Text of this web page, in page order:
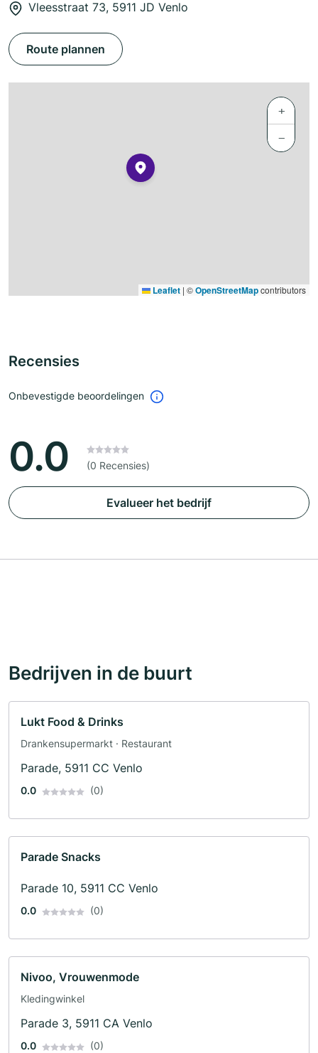
Vleesstraat 73, 5911 JD Venlo
Route plannen
+
−
Leaflet | ©OpenStreetMapcontributors
Recensies
Onbevestigde beoordelingen
0.0 (0 Recensies)
Evalueer het bedrijf
Bedrijven in de buurt
Lukt Food & Drinks
Drankensupermarkt · Restaurant
Parade, 5911 CC Venlo
0.0 (0)
Parade Snacks
Parade 10, 5911 CC Venlo
0.0 (0)
Nivoo, Vrouwenmode
Kledingwinkel
Parade 3, 5911 CA Venlo
0.0 (0)